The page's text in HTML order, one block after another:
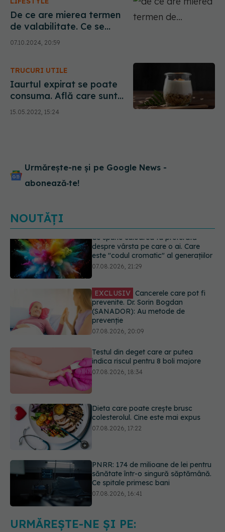
De ce are mierea termen
de valabilitate. Ce se
întâmplă dacă o consumi
după ce expiră
07.10.2024, 20:59
TRUCURI UTILE
Iaurtul expirat se poate
consuma. Află care sunt
beneficiile
15.05.2022, 15:24
Urmărește-ne și pe Google News -
abonează‑te!
NOUTĂȚI
EXCLUSIV Cancerele care pot fi
prevenite. Dr. Sorin Bogdan
(SANADOR): Au metode de
07.08.2026, 20:09
Testul din deget care ar putea
indica riscul pentru 8 boli majore
07.08.2026, 18:34
Dieta care poate crește brusc
colesterolul. Cine este mai expus
PNRR: 174 de milioane de lei pentru
sănătate într-o singură săptămână.
Ce spune culoarea ta preferată
despre vârsta pe care o ai. Care
este "codul cromatic" al generațiilor
URMĂREȘTE-NE ȘI PE: